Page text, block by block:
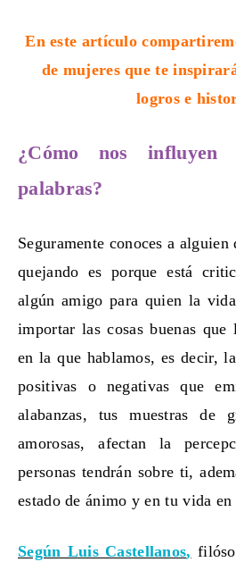
En este artículo
de mujeres que te
logros e
¿Cómo nos influyen
palabras?
Seguramente conoces a alguien
quejando es porque está
algún amigo para quien la vida
importar las cosas buenas que
en la que hablamos, es decir, la
positivas o negativas que
alabanzas, tus muestras de
amorosas, afectan la
personas tendrán sobre ti,
estado de ánimo y en tu vida en
Según Luis Castellanos,